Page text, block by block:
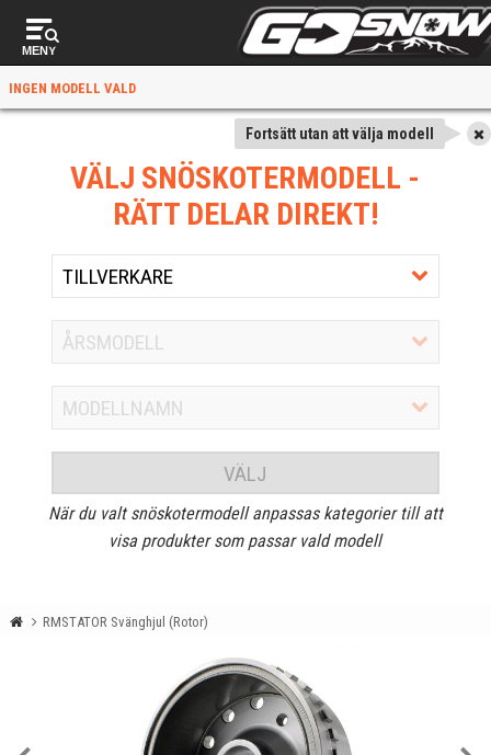
MENY
INGEN MODELL VALD
Fortsätt utan att välja modell
VÄLJ SNÖSKOTERMODELL -
RÄTT DELAR DIREKT!
VÄLJ
När du valt snöskotermodell anpassas kategorier till att
visa produkter som passar vald modell
RMSTATOR Svänghjul (Rotor)